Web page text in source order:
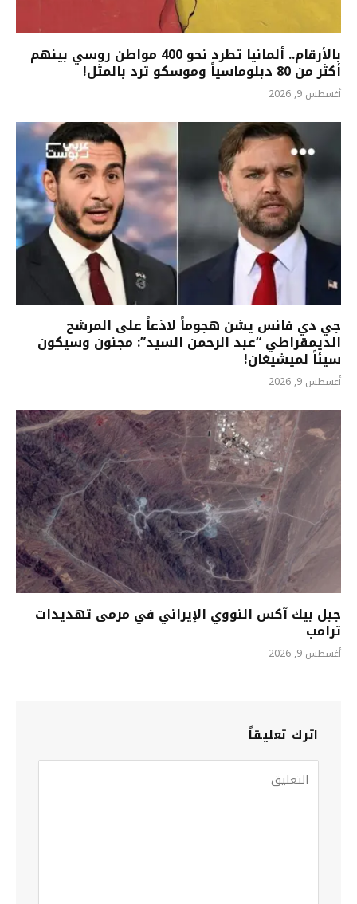
بالأرقام.. ألمانيا تطرد نحو 400 مواطن روسي بينهم
أكثر من 80 دبلوماسياً وموسكو ترد بالمثل!
أغسطس 9, 2026
جي دي فانس يشن هجوماً لاذعاً على المرشح
الديمقراطي “عبد الرحمن السيد”: مجنون وسيكون
سيئاً لميشيغان!
أغسطس 9, 2026
جبل بيك آكس النووي الإيراني في مرمى تهديدات
ترامب
أغسطس 9, 2026
اترك تعليقاً